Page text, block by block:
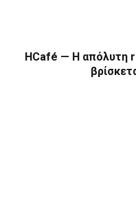
HCafé — Η απόλυτη